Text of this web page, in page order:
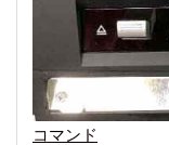
コマンド